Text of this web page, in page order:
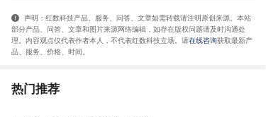
声明：红数科技产品、服务、问答、文章如需转载请注明原创来源。本站
部分产品、问答 、文章和图片来源网络编辑，如存在版权问题请及时沟通处
理。内容观点仅代表作者本人，不代表红数科技立场。请在线咨询获取最新产
品、服务、价格、时间
热门推荐